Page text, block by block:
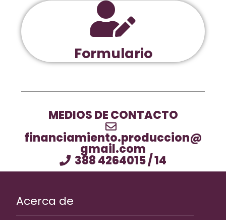
Formulario
MEDIOS DE CONTACTO
financiamiento.produccion@
gmail.com
388 4264015 / 14
Acerca de